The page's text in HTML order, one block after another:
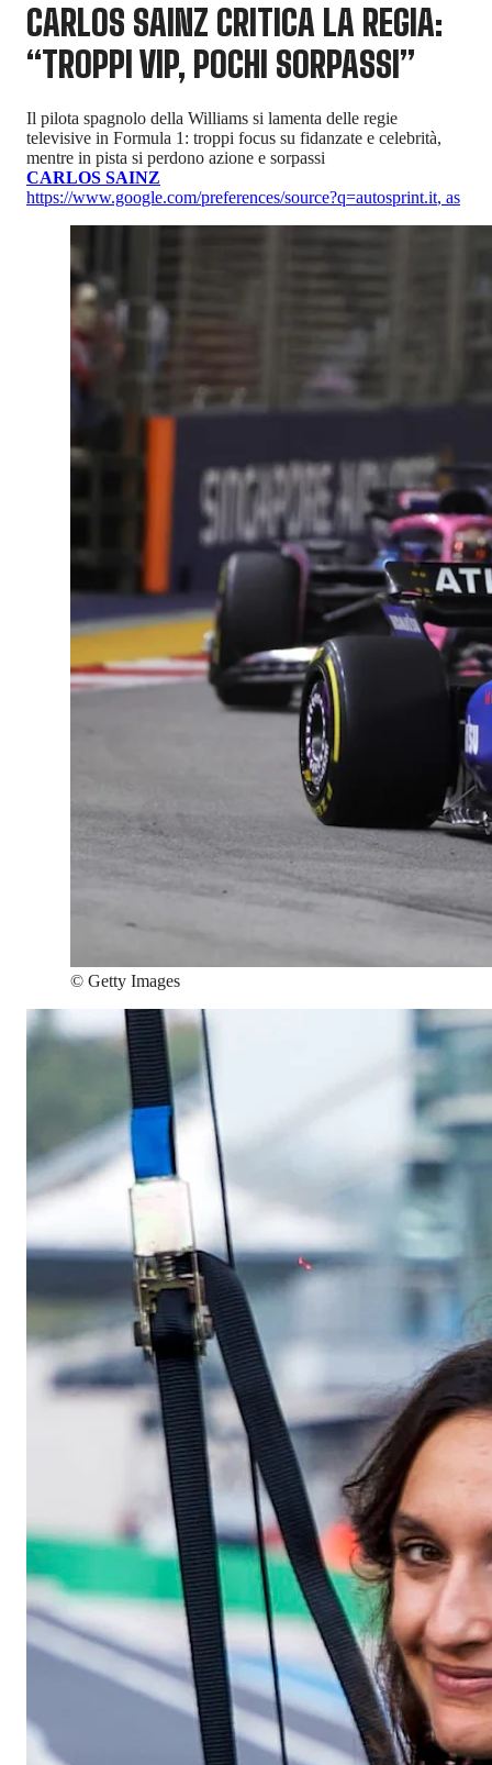
CARLOS SAINZ CRITICA LA REGIA:
“TROPPI VIP, POCHI SORPASSI”
Il pilota spagnolo della Williams si lamenta delle regie
televisive in Formula 1: troppi focus su fidanzate e celebrità,
mentre in pista si perdono azione e sorpassi
CARLOS SAINZ
https://www.google.com/preferences/source?q=autosprint.it, as
© Getty Images